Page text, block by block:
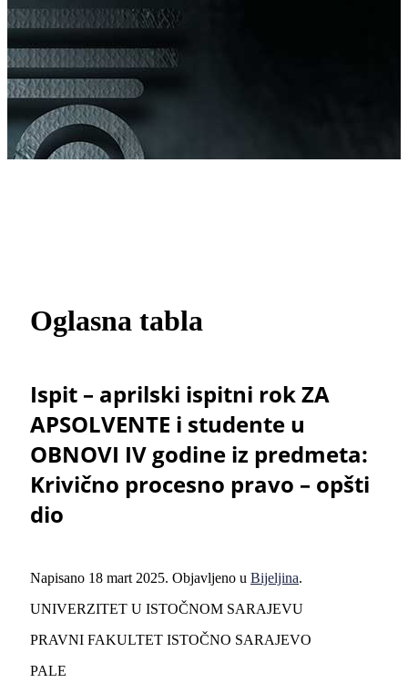
Oglasna tabla
Ispit – aprilski ispitni rok ZA
APSOLVENTE i studente u
OBNOVI IV godine iz predmeta:
Krivično procesno pravo – opšti
dio
Napisano 18 mart 2025. Objavljeno u Bijeljina.
UNIVERZITET U ISTOČNOM SARAJEVU
PRAVNI FAKULTET ISTOČNO SARAJEVO
PALE